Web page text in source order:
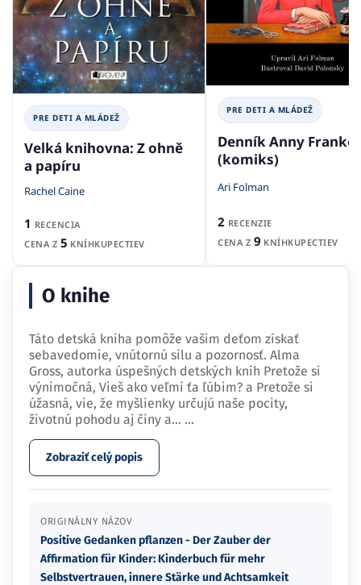
PRE DETI A MLÁDEŽ
Velká knihovna: Z ohně
a papíru
Rachel Caine
1 RECENCIA
CENA Z 5 KNÍHKUPECTIEV
PRE DETI A MLÁDEŽ
Denník Anny
(komiks)
Ari Folman
2 RECENZIE
CENA Z 9 KNÍHKUPECTIEV
O knihe
Táto detská kniha pomôže vašim deťom získať
sebavedomie, vnútornú silu a pozornosť. Alma
Gross, autorka úspešných detských kníh Pretože si
výnimočná, Vieš ako veľmi ťa ľúbim? a Pretože si
úžasná, vie, že myšlienky určujú naše pocity,
životnú pohodu aj činy a… ...
Zobraziť celý popis
ORIGINÁLNY NÁZOV
Positive Gedanken pflanzen - Der Zauber der
Affirmation für Kinder: Kinderbuch für mehr
Selbstvertrauen, innere Stärke und Achtsamkeit